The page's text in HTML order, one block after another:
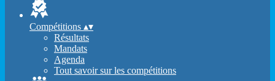
Compétitions ▴▾
Résultats
Mandats
Agenda
Tout savoir sur les compétitions